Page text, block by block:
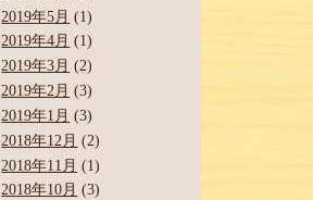
2019年5月 (1)
2019年4月 (1)
2019年3月 (2)
2019年2月 (3)
2019年1月 (3)
2018年12月 (2)
2018年11月 (1)
2018年10月 (3)